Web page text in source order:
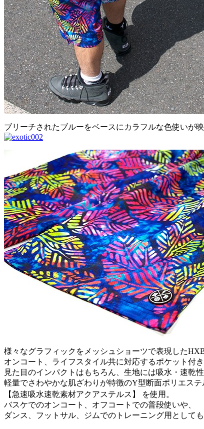
ブリーチされたブルーをベースにカラフルな色使いが
様々なグラフィックをメッシュショーツで表現した
オンコート、ライフスタイル共に対応するポケット付き
見た目のインパクトはもちろん、生地には吸水・速乾性
軽量でさわやかな肌ざわりが特徴のY型断面ポリエステ
【急速吸水速乾素材アクアステルス】 を使用。
バスケでのオンコート、オフコートでの普段使いや、
ダンス、フットサル、ジムでのトレーニング用としても